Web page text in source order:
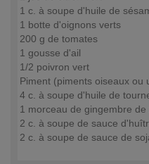
1 c. à soupe d'huile de
1 botte d'oignons verts
200 g de tomates
1 gousse d'ail
1/2 poivron vert
Piment (piments oiseaux ou
4 c. à soupe d'huile de
1 morceau de gingembre de
2 c. à soupe de sauce
2 c. à soupe de sauce de